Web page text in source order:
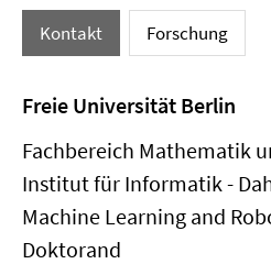
Kontakt Forschung
Freie Universität Berlin
Fachbereich Mathematik
Institut für Informatik -
Machine Learning and
Doktorand